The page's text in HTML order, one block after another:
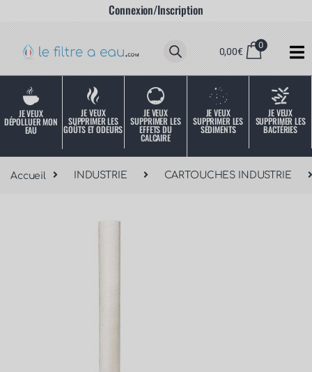
Connexion/Inscription
0,00€
0
JE VEUX
DÉPOLLUER MON
EAU
JE VEUX
SUPPRIMER LES
GOÛTS ET ODEURS
JE VEUX
SUPPRIMER LES
EFFETS DU
CALCAIRE
JE VEUX
SUPPRIMER LES
SÉDIMENTS
JE VEUX
SUPPRIMER LES
BACTÉRIES
Accueil INDUSTRIE CARTOUCHES INDUSTRIE